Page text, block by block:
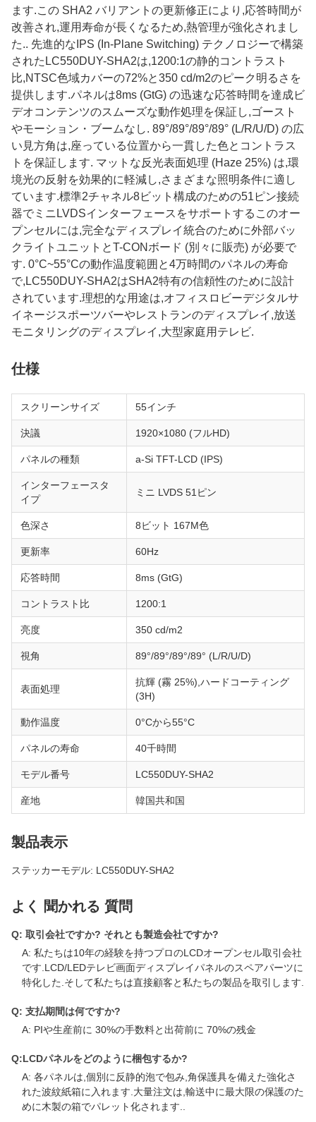
ます.この SHA2 バリアントの更新修正により,応答時間が
改善され,運用寿命が長くなるため,熱管理が強化されまし
た.. 先進的なIPS (In-Plane Switching) テクノロジーで構築
されたLC550DUY-SHA2は,1200:1の静的コントラスト
比,NTSC色域カバーの72%と350 cd/m2のピーク明るさを
提供します.パネルは8ms (GtG) の迅速な応答時間を達成ビ
デオコンテンツのスムーズな動作処理を保証し,ゴースト
やモーション・ブームなし. 89°/89°/89°/89° (L/R/U/D) の広
い見方角は,座っている位置から一貫した色とコントラス
トを保証します. マットな反光表面処理 (Haze 25%) は,環
境光の反射を効果的に軽減し,さまざまな照明条件に適し
ています.標準2チャネル8ビット構成のための51ピン接続
器でミニLVDSインターフェースをサポートするこのオー
プンセルには,完全なディスプレイ統合のために外部バッ
クライトユニットとT-CONボード (別々に販売) が必要で
す. 0°C~55°Cの動作温度範囲と4万時間のパネルの寿命
で,LC550DUY-SHA2はSHA2特有の信頼性のために設計
されています.理想的な用途は,オフィスロビーデジタルサ
イネージスポーツバーやレストランのディスプレイ,放送
モニタリングのディスプレイ,大型家庭用テレビ.
仕様
スクリーンサイズ 55インチ
決議 1920×1080 (フルHD)
パネルの種類 a-Si TFT-LCD (IPS)
インターフェースタ
イプ
ミニ LVDS 51ピン
色深さ 8ビット 167M色
更新率 60Hz
応答時間 8ms (GtG)
コントラスト比 1200:1
亮度 350 cd/m2
視角 89°/89°/89°/89° (L/R/U/D)
表面処理
抗輝 (霧 25%),ハードコーティング
(3H)
動作温度 0°Cから55°C
パネルの寿命 40千時間
モデル番号 LC550DUY-SHA2
産地 韓国共和国
製品表示
ステッカーモデル: LC550DUY-SHA2
よく 聞かれる 質問
Q: 取引会社ですか? それとも製造会社ですか?
A: 私たちは10年の経験を持つプロのLCDオープンセル取引会社
です.LCD/LEDテレビ画面ディスプレイパネルのスペアパーツに
特化した.そして私たちは直接顧客と私たちの製品を取引します.
Q: 支払期間は何ですか?
A: PIや生産前に 30%の手数料と出荷前に 70%の残金
Q:LCDパネルをどのように梱包するか?
A: 各パネルは,個別に反静的泡で包み,角保護具を備えた強化さ
れた波紋紙箱に入れます.大量注文は,輸送中に最大限の保護のた
めに木製の箱でパレット化されます..